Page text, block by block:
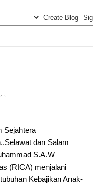
Sejahtera
dan Salam
S.A.W
(RICA) menjalani
Kebajikan Anak-